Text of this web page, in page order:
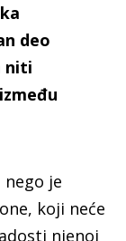
deo
niti
je
koji neće
njenoj